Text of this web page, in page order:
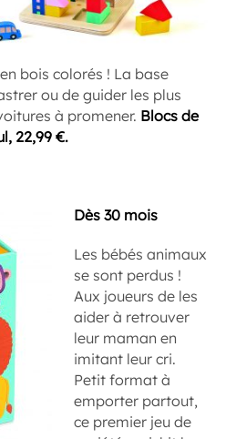
bois colorés ! La base
ou de guider les plus
à promener. Blocs de
22,99 €.
Dès 30 mois
Les bébés animaux
se sont perdus !
Aux joueurs de les
aider à retrouver
leur maman en
imitant leur cri.
Petit format à
emporter partout,
ce premier jeu de